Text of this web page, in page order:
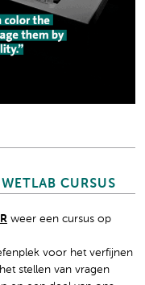
CURSUS
weer een cursus op
voor het verfijnen
stellen van vragen